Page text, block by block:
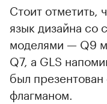
Стоит отметить,
язык дизайна со
моделями — Q9
Q7, а GLS
был
флагманом.